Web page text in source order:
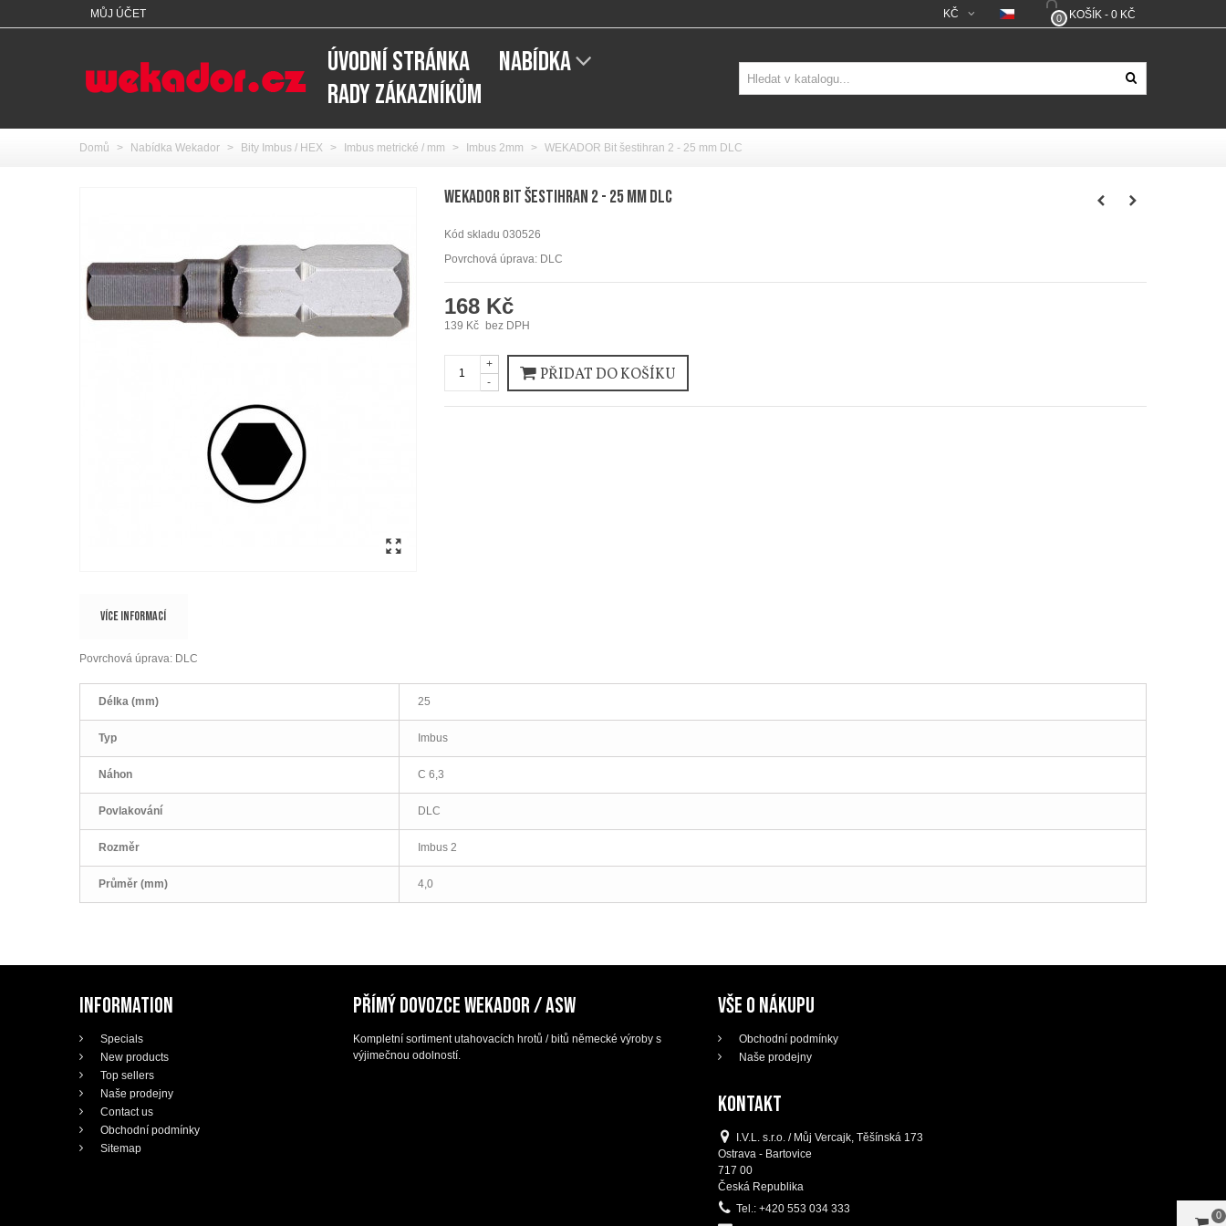
MŮJ ÚČET KČ 0 KOŠÍK - 0 KČ
ÚVODNÍ STRÁNKA
NABÍDKA
RADY ZÁKAZNÍKŮM
Domů > Nabídka Wekador > Bity Imbus / HEX > Imbus metrické / mm > Imbus 2mm > WEKADOR Bit šestihran 2 - 25 mm DLC
WEKADOR Bit šestihran 2 - 25 mm DLC
Kód skladu 030526
Povrchová úprava: DLC
168 Kč
139 Kč bez DPH
-
+
PŘIDAT DO KOŠÍKU
VÍCE INFORMACÍ
Povrchová úprava: DLC
Délka (mm) 25
Typ Imbus
Náhon C 6,3
Povlakování DLC
Rozměr Imbus 2
Průměr (mm) 4,0
INFORMATION
Specials
New products
Top sellers
Naše prodejny
Contact us
Obchodní podmínky
Sitemap
PŘÍMÝ DOVOZCE WEKADOR / ASW
Kompletní sortiment utahovacích hrotů / bitů německé výroby s
výjimečnou odolností.
VŠE O NÁKUPU
Obchodní podmínky
Naše prodejny
KONTAKT
I.V.L. s.r.o. / Můj Vercajk, Těšínská 173
Ostrava - Bartovice
717 00
Česká Republika
Tel.: +420 553 034 333
0